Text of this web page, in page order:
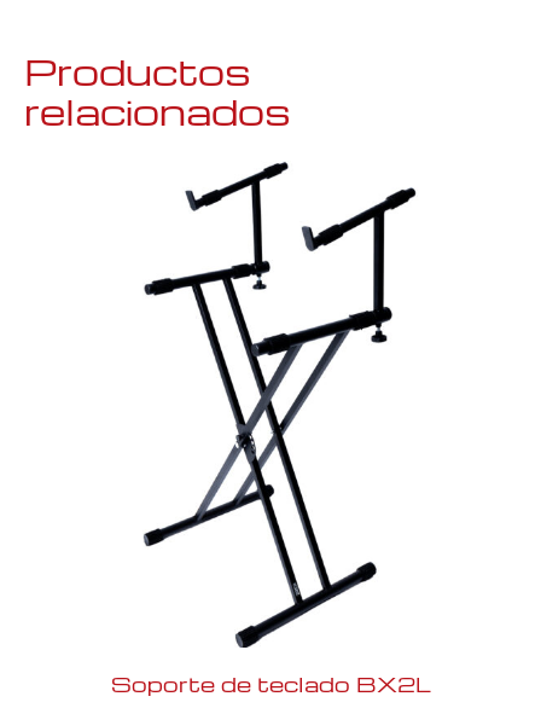
Productos
relacionados
Soporte de teclado BX2L